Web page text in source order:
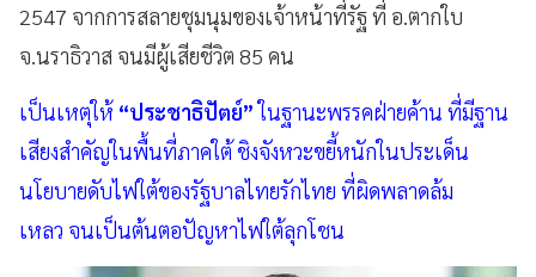
2547 จากการสลายชุมนุมของเจ้าหน้าที่รัฐ ที่ อ.ตากใบ
จ.นราธิวาส จนมีผู้เสียชีวิต 85 คน
เป็นเหตุให้ “ประชาธิปัตย์”ในฐานะพรรคฝ่ายค้าน ที่มีฐาน
เสียงสำคัญในพื้นที่ภาคใต้ ชิงจังหวะขยี้หนักในประเด็น
นโยบายดับไฟใต้ของรัฐบาลไทยรักไทย ที่ผิดพลาดล้ม
เหลว จนเป็นต้นตอปัญหาไฟใต้ลุกโชน